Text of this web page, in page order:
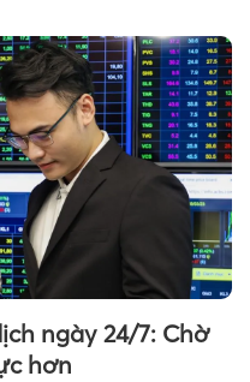
bố thông tin trên
ngày 24/7: Chờ
hơn